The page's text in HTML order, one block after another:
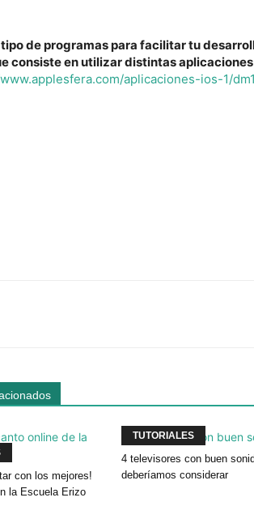
de programas para facilitar tu
consiste en utilizar distintas
aplicaciones-ios-1/
con los mejores!
la Escuela Erizo
TUTORIALES
4 televisores con buen
deberíamos considerar